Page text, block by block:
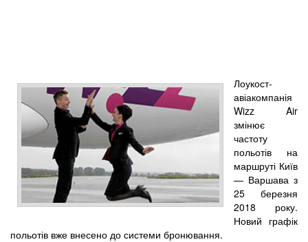
Лоукост-
авіакомпанія
Wizz Air
змінює
частоту
польотів на
маршруті Київ
— Варшава з
25 березня
2018 року.
Новий графік
польотів вже внесено до системи бронювання.